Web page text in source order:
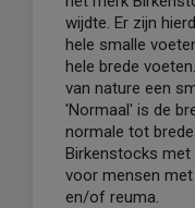
wijdte. Er zijn
hele smalle
hele brede
van nature een
'Normaal' is de
normale tot
Birkenstocks met
voor mensen
en/of reuma.